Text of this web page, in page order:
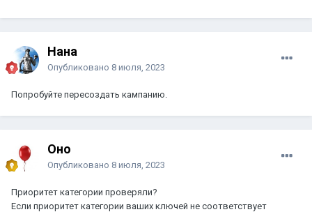
Нана
Опубликовано 8 июля, 2023
Попробуйте пересоздать кампанию.
Оно
Опубликовано 8 июля, 2023
Приоритет категории проверяли?
Если приоритет категории ваших ключей не соответствует